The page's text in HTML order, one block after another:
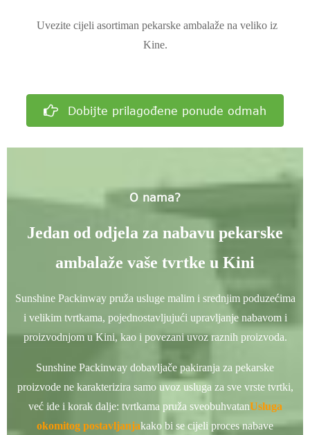
Uvezite cijeli asortiman pekarske ambalaže na veliko iz
Kine.
Dobijte prilagođene ponude odmah
O nama?
Jedan od odjela za nabavu pekarske
ambalaže vaše tvrtke u Kini
Sunshine Packinway pruža usluge malim i srednjim poduzećima
i velikim tvrtkama, pojednostavljujući upravljanje nabavom i
proizvodnjom u Kini, kao i povezani uvoz raznih proizvoda.
Sunshine Packinway dobavljače pakiranja za pekarske
proizvode ne karakterizira samo uvoz usluga za sve vrste tvrtki,
već ide i korak dalje: tvrtkama pruža sveobuhvatanUsluga
okomitog postavljanjakako bi se cijeli proces nabave